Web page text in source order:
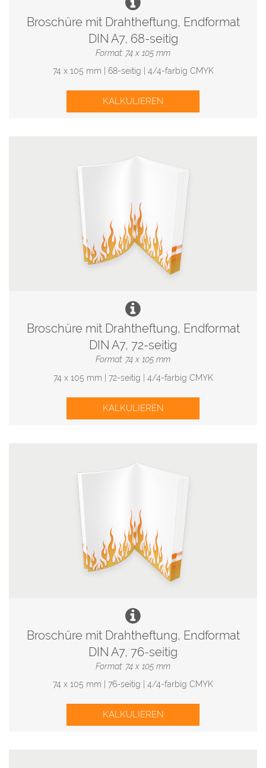
Broschüre mit Drahtheftung, Endformat
DIN A7, 68-seitig
Format: 74 x 105 mm
74 x 105 mm | 68-seitig | 4/4-farbig CMYK
KALKULIEREN
Broschüre mit Drahtheftung, Endformat
DIN A7, 72-seitig
Format: 74 x 105 mm
74 x 105 mm | 72-seitig | 4/4-farbig CMYK
KALKULIEREN
Broschüre mit Drahtheftung, Endformat
DIN A7, 76-seitig
Format: 74 x 105 mm
74 x 105 mm | 76-seitig | 4/4-farbig CMYK
KALKULIEREN